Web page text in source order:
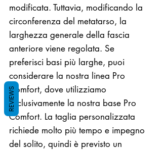
modificata. Tuttavia, modificando la
circonferenza del metatarso, la
larghezza generale della fascia
anteriore viene regolata. Se
preferisci basi più larghe, puoi
considerare la nostra linea Pro
Comfort, dove utilizziamo
esclusivamente la nostra base Pro
Comfort. La taglia personalizzata
richiede molto più tempo e impegno
del solito, quindi è previsto un
REVIEWS